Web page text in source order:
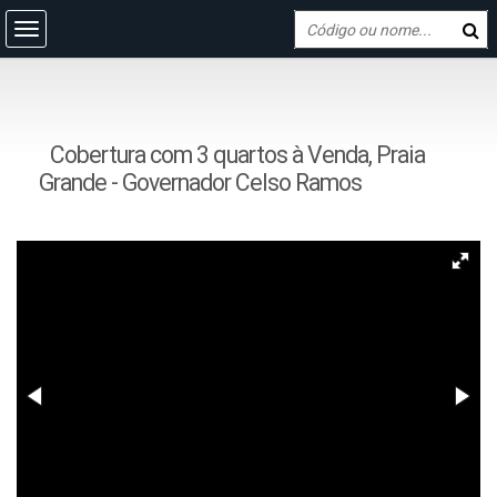
Cobertura com 3 quartos à Venda, Praia
Grande - Governador Celso Ramos